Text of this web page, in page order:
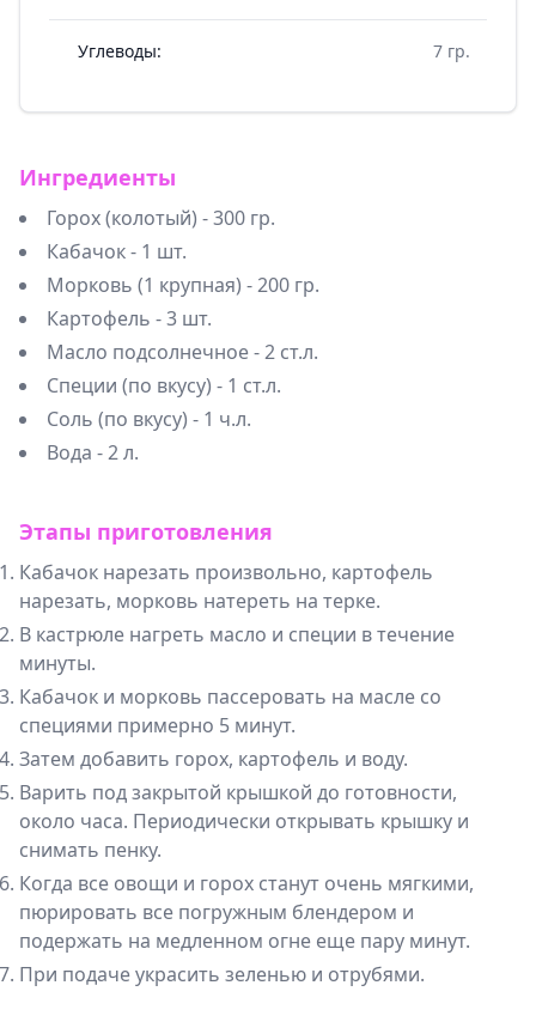
Углеводы: 7 гр.
Ингредиенты
Горох (колотый) - 300 гр.
Кабачок - 1 шт.
Морковь (1 крупная) - 200 гр.
Картофель - 3 шт.
Масло подсолнечное - 2 ст.л.
Специи (по вкусу) - 1 ст.л.
Соль (по вкусу) - 1 ч.л.
Вода - 2 л.
Этапы приготовления
Кабачок нарезать произвольно, картофель
нарезать, морковь натереть на терке.
В кастрюле нагреть масло и специи в течение
минуты.
Кабачок и морковь пассеровать на масле со
специями примерно 5 минут.
Затем добавить горох, картофель и воду.
Варить под закрытой крышкой до готовности,
около часа. Периодически открывать крышку и
снимать пенку.
Когда все овощи и горох станут очень мягкими,
пюрировать все погружным блендером и
подержать на медленном огне еще пару минут.
При подаче украсить зеленью и отрубями.